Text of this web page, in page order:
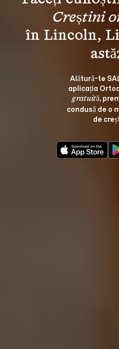
Creștini
în Lincoln,
Alătură-te
aplicația
gratuită,
condusă de o
de